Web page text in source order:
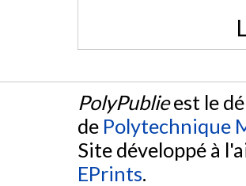
PolyPublieest le
de Polytechnique
Site développé à
EPrints.